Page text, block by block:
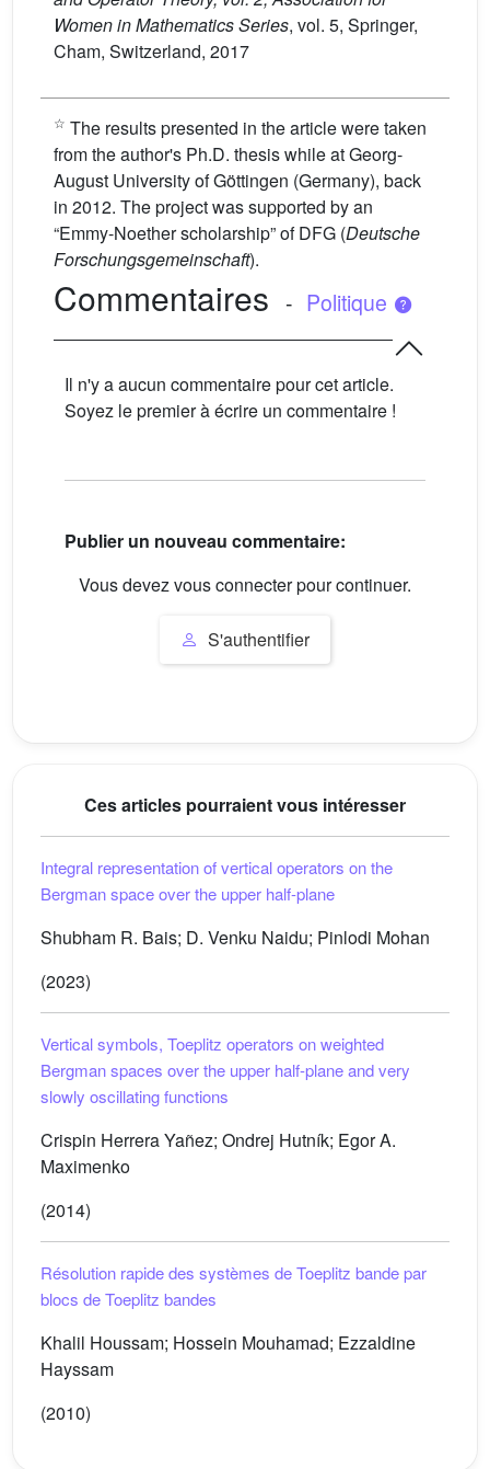
Women in Mathematics Series, vol. 5, Springer,
Cham, Switzerland, 2017
☆ The results presented in the article were taken
from the author's Ph.D. thesis while at Georg-
August University of Göttingen (Germany), back
in 2012. The project was supported by an
“Emmy-Noether scholarship” of DFG (Deutsche
Forschungsgemeinschaft).
Commentaires - Politique
Il n'y a aucun commentaire pour cet article.
Soyez le premier à écrire un commentaire !
Publier un nouveau commentaire:
Vous devez vous connecter pour continuer.
S'authentifier
Ces articles pourraient vous intéresser
Integral representation of vertical operators on the
Bergman space over the upper half-plane
Shubham R. Bais; D. Venku Naidu; Pinlodi Mohan
(2023)
Vertical symbols, Toeplitz operators on weighted
Bergman spaces over the upper half-plane and very
slowly oscillating functions
Crispin Herrera Yañez; Ondrej Hutník; Egor A.
Maximenko
(2014)
Résolution rapide des systèmes de Toeplitz bande par
blocs de Toeplitz bandes
Khalil Houssam; Hossein Mouhamad; Ezzaldine
Hayssam
(2010)